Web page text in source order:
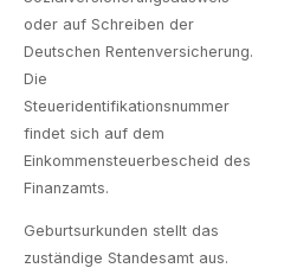
oder auf Schreiben der
Deutschen Rentenversicherung.
Die
Steueridentifikationsnummer
findet sich auf dem
Einkommensteuerbescheid des
Finanzamts.
Geburtsurkunden stellt das
zuständige Standesamt aus.